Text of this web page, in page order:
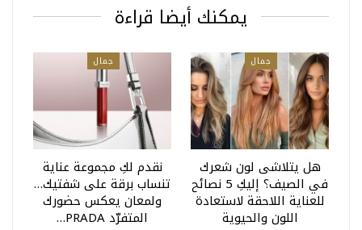
يمكنك أيضا قراءة
جمال
هل يتلاشى لون شعرك
في الصيف؟ إليكِ 5 نصائح
للعناية اللاحقة لاستعادة
اللون والحيوية
جمال
نقدم لكِ مجموعة عناية
تنساب برقة على شفتيك…
ولمعان يعكس حضورك
المتفرّد PRADA…